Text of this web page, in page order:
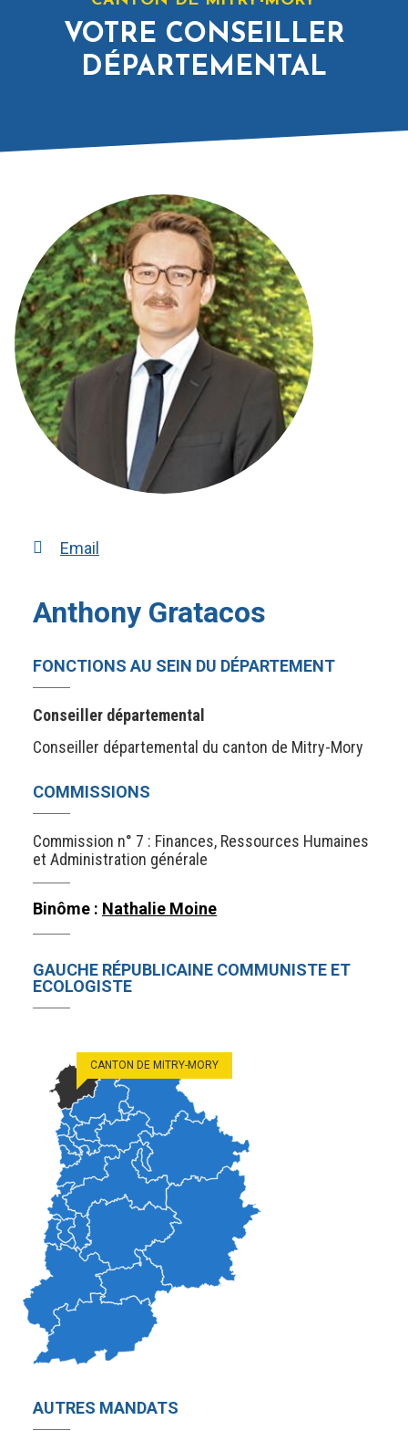
maximum 50 km/h.
De plus, deux arrêtés préfectoraux ont été mis en
VOTRE CONSEILLER
DÉPARTEMENTAL
Email
Anthony Gratacos
FONCTIONS AU SEIN DU DÉPARTEMENT
Conseiller départemental
Conseiller départemental du canton de Mitry-Mory
COMMISSIONS
Commission n° 7 : Finances, Ressources Humaines
et Administration générale
Binôme : Nathalie Moine
GAUCHE RÉPUBLICAINE COMMUNISTE ET
ECOLOGISTE
CANTON DE MITRY-MORY
AUTRES MANDATS